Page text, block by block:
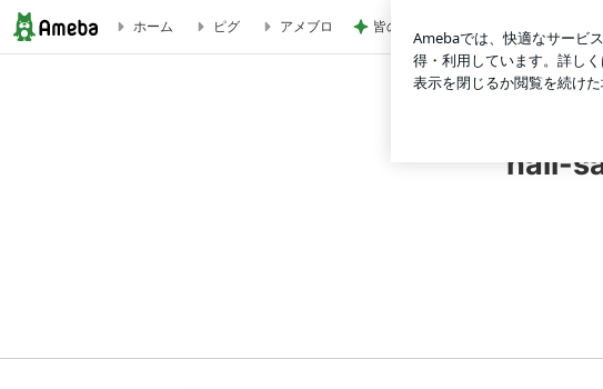
《nail salon base》夏のビタミンカラー☆ネイル | nail-salon-base-tomo-
ホーム ピグ アメブロ 皆のおかげで続けられたブログ生活
nail-